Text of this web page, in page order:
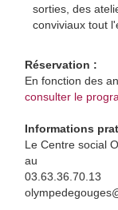
sorties, des
conviviaux tout
Réservation :
En fonction des
consulter le
Informations
Le Centre social
au
03.63.36.70.13